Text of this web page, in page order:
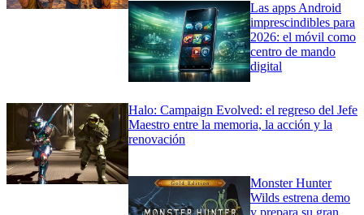
Las apps Android
imprescindibles para
2026: el móvil como
centro de mando
digital
Halo: Campaign Evolved: el regreso del Jefe
Maestro entre la memoria, la acción y la
renovación
Monster Hunter
Wilds estrena demo